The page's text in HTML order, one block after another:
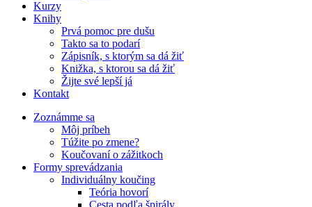
Kurzy
Knihy
Prvá pomoc pre dušu
Takto sa to podarí
Zápisník, s ktorým sa dá žiť
Knižka, s ktorou sa dá žiť
Žijte své lepší já
Kontakt
Zoznámme sa
Môj príbeh
Túžite po zmene?
Koučovaní o zážitkoch
Formy sprevádzania
Individuálny koučing
Teória hovorí
Cesta podľa špirály